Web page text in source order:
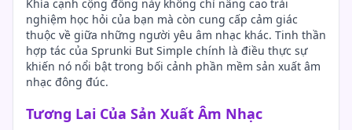
Khía cạnh cộng đồng này không chỉ nâng cao trải
nghiệm học hỏi của bạn mà còn cung cấp cảm giác
thuộc về giữa những người yêu âm nhạc khác. Tinh thần
hợp tác của Sprunki But Simple chính là điều thực sự
khiến nó nổi bật trong bối cảnh phần mềm sản xuất âm
nhạc đông đúc.
Tương Lai Của Sản Xuất Âm Nhạc